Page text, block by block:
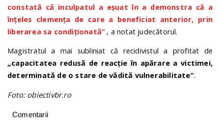
constată că inculpatul a eșuat în a demonstra că a
înțeles clemența de care a beneficiat anterior, prin
liberarea sa condiționată” , a notat judecătorul.
Magistratul a mai subliniat că recidivistul a profitat de
„capacitatea redusă de reacție în apărare a victimei,
determinată de o stare de vădită vulnerabilitate”.
Foto: obiectivbr.ro
Comentarii